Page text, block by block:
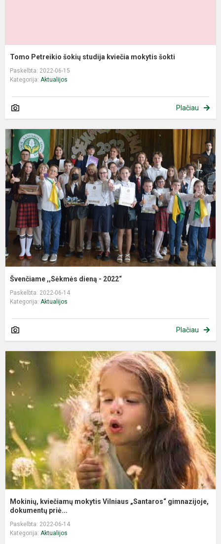
Tomo Petreikio šokių studija kviečia mokytis šokti
Paskelbta: 2022-06-15
Kategorija: Aktualijos
Plačiau
Švenčiame ,,Sėkmės dieną - 2022“
Paskelbta: 2022-06-14
Kategorija: Aktualijos
Plačiau
Mokinių, kviečiamų mokytis Vilniaus „Santaros“ gimnazijoje,
dokumentų priė...
Paskelbta: 2022-06-14
Kategorija: Aktualijos